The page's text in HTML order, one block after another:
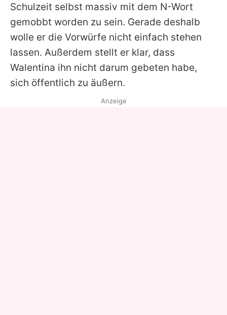
Schulzeit selbst massiv mit dem N-Wort
gemobbt worden zu sein. Gerade deshalb
wolle er die Vorwürfe nicht einfach stehen
lassen. Außerdem stellt er klar, dass
Walentina ihn nicht darum gebeten habe,
sich öffentlich zu äußern.
Anzeige